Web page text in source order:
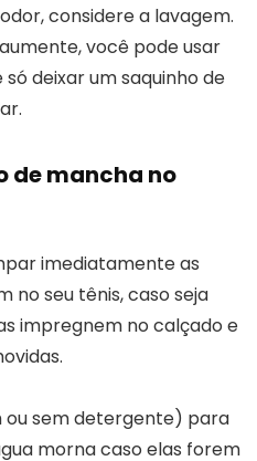
considere a lavagem.
você pode usar
deixar um saquinho de
de mancha no
imediatamente as
no seu tênis, caso seja
impregnem no calçado e
ou sem detergente) para
morna caso elas forem